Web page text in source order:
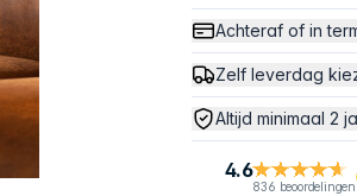
Achteraf of in
Zelf leverdag
Altijd minimaal 2
4.6
836 beoordelingen